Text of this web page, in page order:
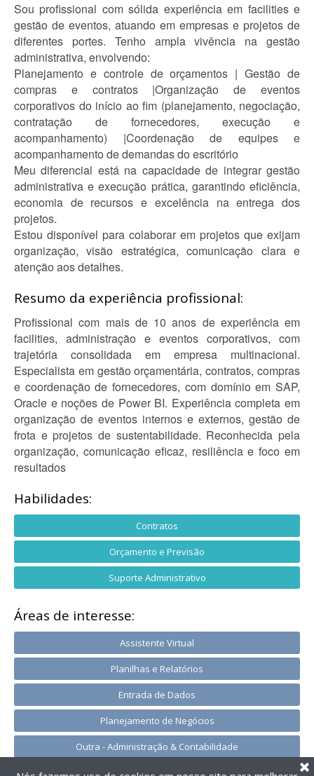
Sou profissional com sólida experiência em facilities e
gestão de eventos, atuando em empresas e projetos de
diferentes portes. Tenho ampla vivência na gestão
administrativa, envolvendo:
Planejamento e controle de orçamentos | Gestão de
compras e contratos |Organização de eventos
corporativos do início ao fim (planejamento, negociação,
contratação de fornecedores, execução e
acompanhamento) |Coordenação de equipes e
acompanhamento de demandas do escritório
Meu diferencial está na capacidade de integrar gestão
administrativa e execução prática, garantindo eficiência,
economia de recursos e excelência na entrega dos
projetos.
Estou disponível para colaborar em projetos que exijam
organização, visão estratégica, comunicação clara e
atenção aos detalhes.
Resumo da experiência profissional:
Profissional com mais de 10 anos de experiência em
facilities, administração e eventos corporativos, com
trajetória consolidada em empresa multinacional.
Especialista em gestão orçamentária, contratos, compras
e coordenação de fornecedores, com domínio em SAP,
Oracle e noções de Power BI. Experiência completa em
organização de eventos internos e externos, gestão de
frota e projetos de sustentabilidade. Reconhecida pela
organização, comunicação eficaz, resiliência e foco em
resultados
Habilidades:
Contratos
Orçamento e Previsão
Suporte Administrativo
Áreas de interesse:
Assistente Virtual
Planilhas e Relatórios
Entrada de Dados
Planejamento de Negócios
Outra - Administração & Contabilidade